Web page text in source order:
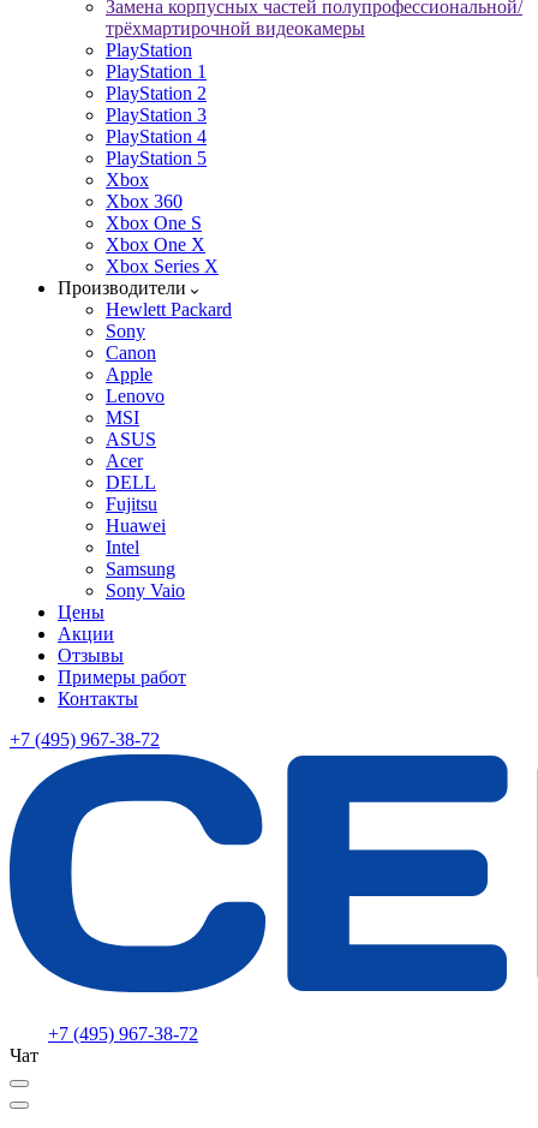
Замена корпусных частей полупрофессиональной/
трёхмартирочной видеокамеры
PlayStation
PlayStation 1
PlayStation 2
PlayStation 3
PlayStation 4
PlayStation 5
Xbox
Xbox 360
Xbox One S
Xbox One X
Xbox Series X
Производители
Hewlett Packard
Sony
Canon
Apple
Lenovo
MSI
ASUS
Acer
DELL
Fujitsu
Huawei
Intel
Samsung
Sony Vaio
Цены
Акции
Отзывы
Примеры работ
Контакты
+7 (495) 967-38-72
+7 (495) 967-38-72
Чат